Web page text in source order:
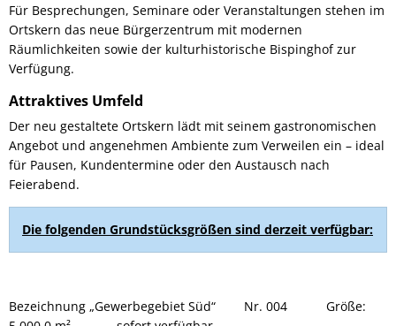
Für Besprechungen, Seminare oder Veranstaltungen stehen im
Ortskern das neue Bürgerzentrum mit modernen
Räumlichkeiten sowie der kulturhistorische Bispinghof zur
Verfügung.
Attraktives Umfeld
Der neu gestaltete Ortskern lädt mit seinem gastronomischen
Angebot und angenehmen Ambiente zum Verweilen ein – ideal
für Pausen, Kundentermine oder den Austausch nach
Feierabend.
Die folgenden Grundstücksgrößen sind derzeit verfügbar:
Bezeichnung „Gewerbegebiet Süd“ Nr. 004 Größe: